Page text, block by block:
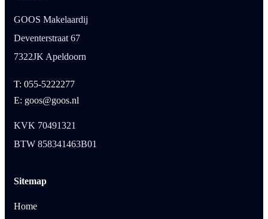
GOOS Makelaardij
Deventerstraat 67
7322JK Apeldoorn
T: 055-5222277
E: goos@goos.nl
KVK 70491321
BTW 858341463B01
Sitemap
Home